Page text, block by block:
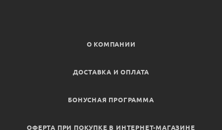
О КОМПАНИИ
ДОСТАВКА И ОПЛАТА
БОНУСНАЯ ПРОГРАММА
ОФЕРТА ПРИ ПОКУПКЕ В ИНТЕРНЕТ-МАГАЗИНЕ